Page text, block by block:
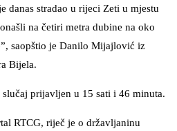
danas stradao u rijeci Zeti u mjestu
na četiri metra dubine na oko
saopštio je Danilo Mijajlović iz
Bijela.
prijavljen u 15 sati i 46 minuta.
RTCG, riječ je o državljaninu